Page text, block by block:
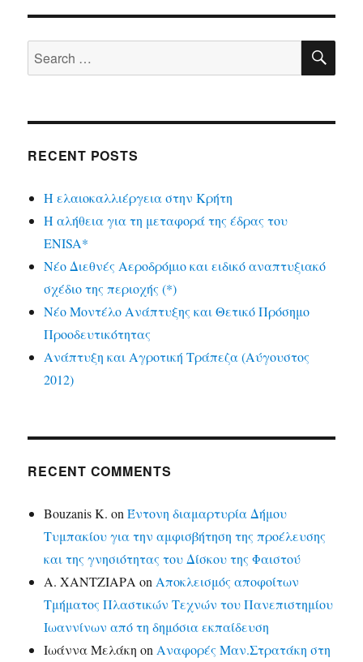
Search
for:
RECENT POSTS
Η ελαιοκαλλιέργεια στην Κρήτη
Η αλήθεια για τη μεταφορά της έδρας του
ENISA*
Νέο Διεθνές Αεροδρόμιο και ειδικό αναπτυξιακό
σχέδιο της περιοχής (*)
Νέο Μοντέλο Ανάπτυξης και Θετικό Πρόσημο
Προοδευτικότητας
Ανάπτυξη και Αγροτική Τράπεζα (Αύγουστος
2012)
RECENT COMMENTS
Bouzanis K. onΈντονη διαμαρτυρία Δήμου
Τυμπακίου για την αμφισβήτηση της προέλευσης
και της γνησιότητας του Δίσκου της Φαιστού
Α. ΧΑΝΤΖΙΑΡΑ on Αποκλεισμός αποφοίτων
Τμήματος Πλαστικών Τεχνών του Πανεπιστημίου
Ιωαννίνων από τη δημόσια εκπαίδευση
Ιωάννα Μελάκη on Αναφορές Μαν.Στρατάκη στη